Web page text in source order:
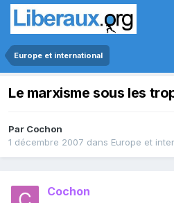
Europe et international
Le marxisme sous les
Par Cochon
1 décembre 2007 dans Europe et
Cochon